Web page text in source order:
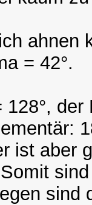
ahnen
= 42°.
128°,
ist aber
sind